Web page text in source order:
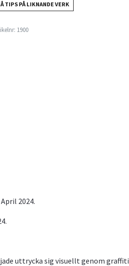
TIPS PÅ LIKNANDE VERK
1900
2024.
uttrycka sig visuellt genom